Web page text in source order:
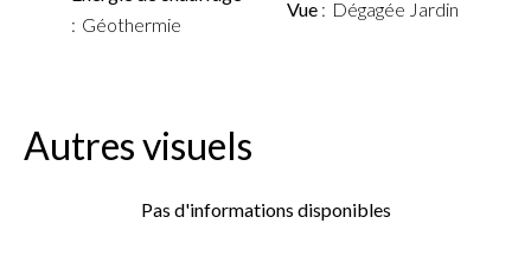
Géothermie
Vue Dégagée Jardin
Autres visuels
Pas d'informations disponibles